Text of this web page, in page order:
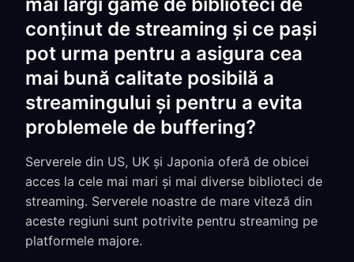
conținut de streaming și ce pași
pot urma pentru a asigura cea
mai bună calitate posibilă a
streamingului și pentru a evita
problemele de buffering?
Serverele din US, UK și Japonia oferă de obicei
acces la cele mai mari și mai diverse biblioteci de
streaming. Serverele noastre de mare viteză din
aceste regiuni sunt potrivite pentru streaming pe
platformele majore.